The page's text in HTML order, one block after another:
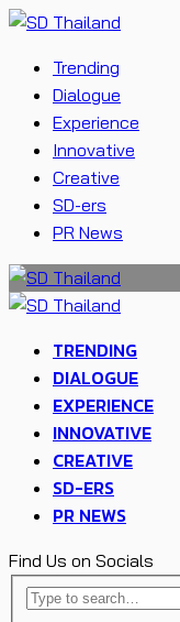
Trending
Dialogue
Experience
Innovative
Creative
SD-ers
PR News
TRENDING
DIALOGUE
EXPERIENCE
INNOVATIVE
CREATIVE
SD-ERS
PR NEWS
Find Us on Socials